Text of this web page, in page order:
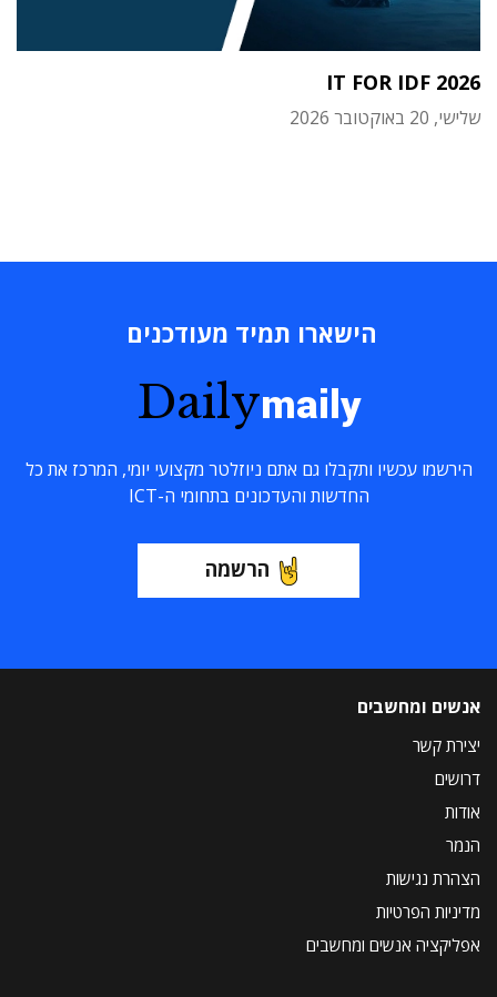
IT FOR IDF 2026
שלישי, 20 באוקטובר 2026
הישארו תמיד מעודכנים
Dailymaily
הירשמו עכשיו ותקבלו גם אתם ניוזלטר מקצועי יומי, המרכז את כל
החדשות והעדכונים בתחומי ה-ICT
הרשמה
אנשים ומחשבים
יצירת קשר
דרושים
אודות
הנמר
הצהרת נגישות
מדיניות הפרטיות
אפליקציה אנשים ומחשבים